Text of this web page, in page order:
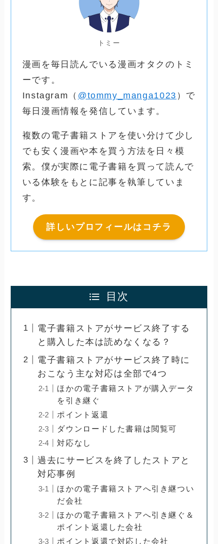
トミー
漫画を毎日読んでいる漫画オタクのトミ
ーです。
Instagram（ @tommy_manga1023 ）で
毎日漫画情報を発信しています。
複数の電子書籍ストアを使い分けて少し
でも安く漫画や本を買う方法を日々模
索。僕が実際に電子書籍を買って読んで
いる体験をもとに記事を執筆していま
す。
詳しいプロフィールはコチラ
目次
電子書籍ストアがサービス終了する
と購入した本は読めなくなる？
電子書籍ストアがサービス終了時に
おこなう主な対応は全部で4つ
ほかの電子書籍ストアが購入データ
を引き継ぐ
ポイント返還
ダウンロードした書籍は閲覧可
対応なし
過去にサービスを終了したストアと
対応事例
ほかの電子書籍ストアへ引き継つい
だ会社
ほかの電子書籍ストアへ引き継ぐ＆
ポイント返還した会社
ポイント返還で対応した会社